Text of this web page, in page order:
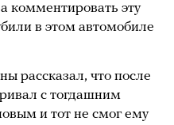
комментировать эту
в этом автомобиле
рассказал, что после
с тогдашним
и тот не смог ему